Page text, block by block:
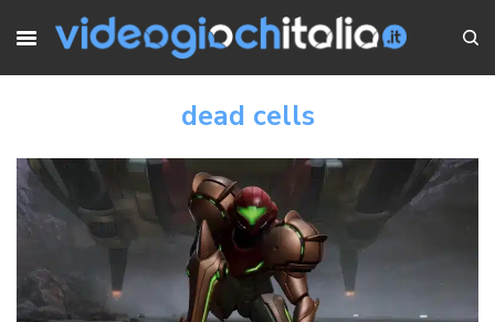
dead cells